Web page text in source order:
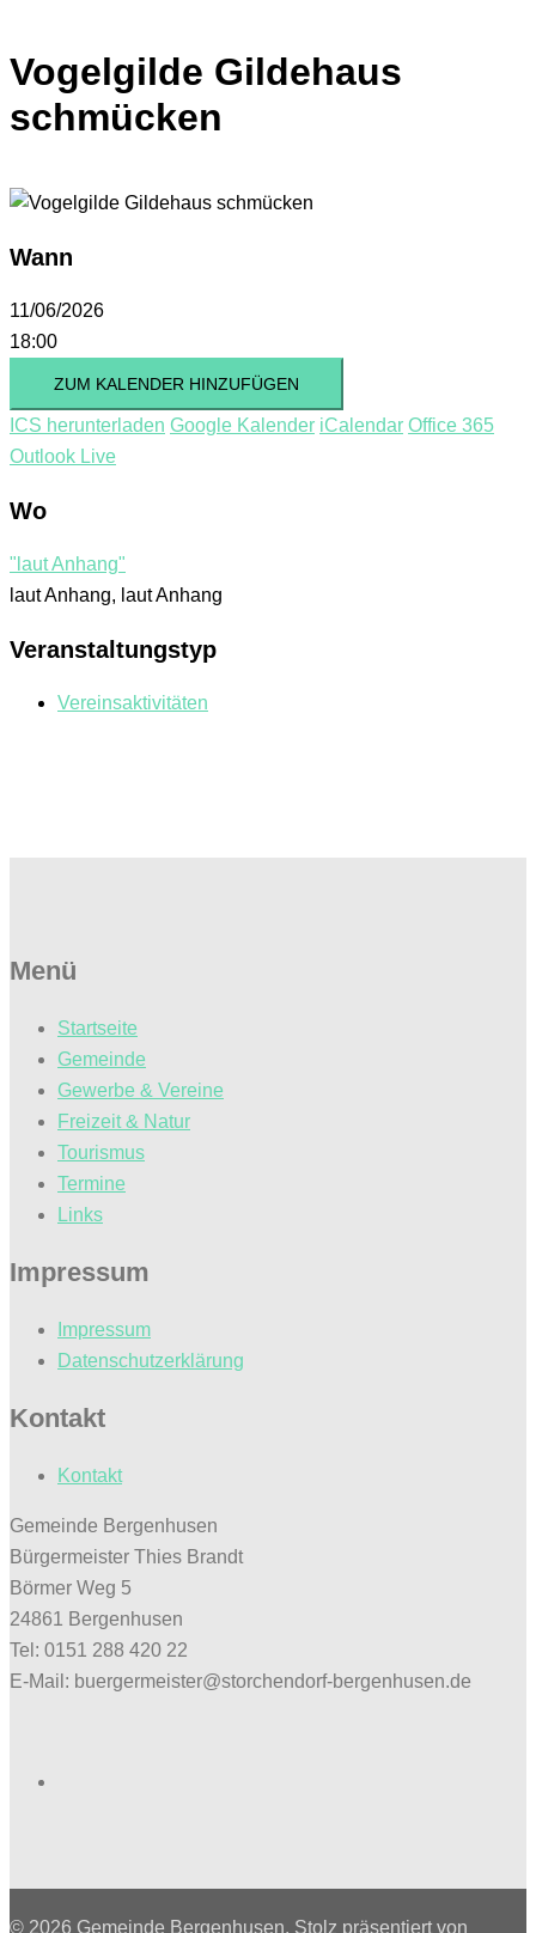
Vogelgilde Gildehaus
schmücken
Wann
11/06/2026
18:00
ZUM KALENDER HINZUFÜGEN
ICS herunterladen Google Kalender iCalendar Office 365
Outlook Live
Wo
"laut Anhang"
laut Anhang, laut Anhang
Veranstaltungstyp
Vereinsaktivitäten
Menü
Startseite
Gemeinde
Gewerbe & Vereine
Freizeit & Natur
Tourismus
Termine
Links
Impressum
Impressum
Datenschutzerklärung
Kontakt
Kontakt
Gemeinde Bergenhusen
Bürgermeister Thies Brandt
Börmer Weg 5
24861 Bergenhusen
Tel: 0151 288 420 22
E-Mail: buergermeister@storchendorf-bergenhusen.de
© 2026 Gemeinde Bergenhusen. Stolz präsentiert von